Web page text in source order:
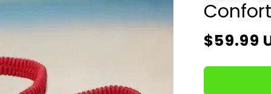
Preço
$59.99